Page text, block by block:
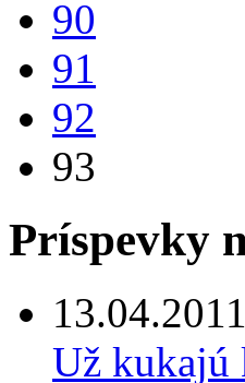
90
91
92
93
Príspevky
Už kukajú